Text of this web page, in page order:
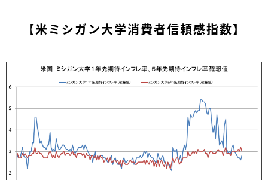
【米ミシガン大学消費者信頼感指数】